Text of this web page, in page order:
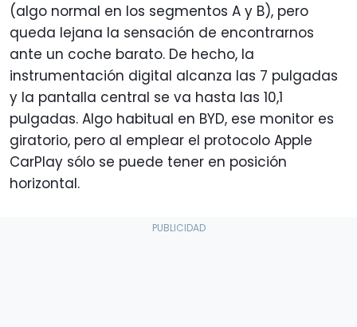
(algo normal en los segmentos A y B), pero
queda lejana la sensación de encontrarnos
ante un coche barato. De hecho, la
instrumentación digital alcanza las 7 pulgadas
y la pantalla central se va hasta las 10,1
pulgadas. Algo habitual en BYD, ese monitor es
giratorio, pero al emplear el protocolo Apple
CarPlay sólo se puede tener en posición
horizontal.